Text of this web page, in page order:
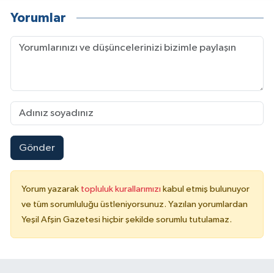
Yorumlar
Gönder
Yorum yazarak topluluk kurallarımızı kabul etmiş bulunuyor
ve tüm sorumluluğu üstleniyorsunuz. Yazılan yorumlardan
Yeşil Afşin Gazetesi hiçbir şekilde sorumlu tutulamaz.